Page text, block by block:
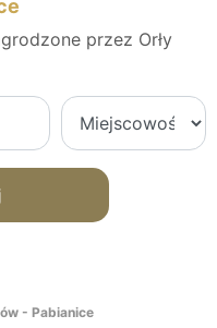
przez Orły
- Pabianice